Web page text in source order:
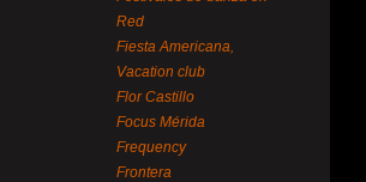
Red
Fiesta Americana,
Vacation club
Flor Castillo
Focus Mérida
Frequency
Frontera